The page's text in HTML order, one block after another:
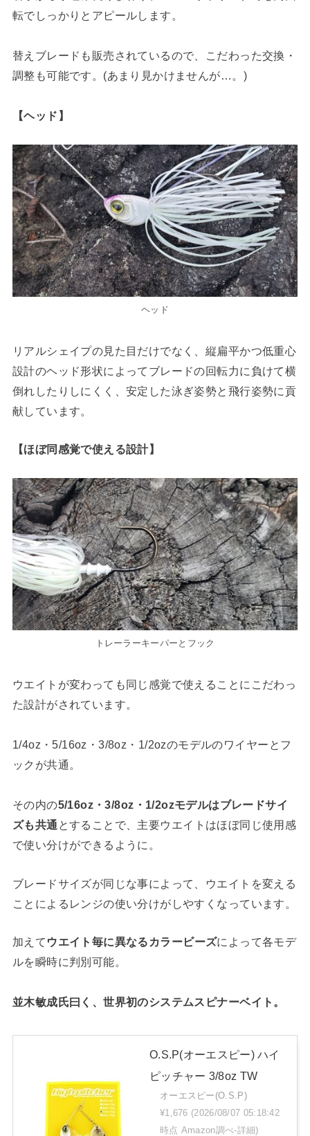
転でしっかりとアピールします。
替えブレードも販売されているので、こだわった交換・
調整も可能です。(あまり見かけませんが…。)
【ヘッド】
ヘッド
リアルシェイプの見た目だけでなく、縦扁平かつ低重心
設計のヘッド形状によってブレードの回転力に負けて横
倒れしたりしにくく、安定した泳ぎ姿勢と飛行姿勢に貢
献しています。
【ほぼ同感覚で使える設計】
トレーラーキーパーとフック
ウエイトが変わっても同じ感覚で使えることにこだわっ
た設計がされています。
1/4oz・5/16oz・3/8oz・1/2ozのモデルのワイヤーとフ
ックが共通。
その内の5/16oz・3/8oz・1/2ozモデルはブレードサイ
ズも共通 とすることで、主要ウエイトはほぼ同じ使用感
で使い分けができるように。
ブレードサイズが同じな事によって、ウエイトを変える
ことによるレンジの使い分けがしやすくなっています。
加えて ウエイト毎に異なるカラービーズによって各モデ
ルを瞬時に判別可能。
並木敏成氏曰く、世界初のシステムスピナーベイト。
O.S.P(オーエスピー) ハイ
ピッチャー 3/8oz TW
オーエスピー(O.S.P)
¥1,676 (2026/08/07 05:18:42
時点 Amazon調べ-詳細)